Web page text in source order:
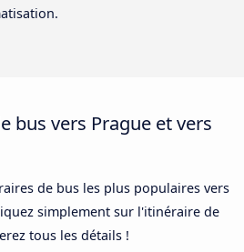
bus vers Prague et vers
de bus les plus populaires vers
simplement sur l'itinéraire de
tous les détails !